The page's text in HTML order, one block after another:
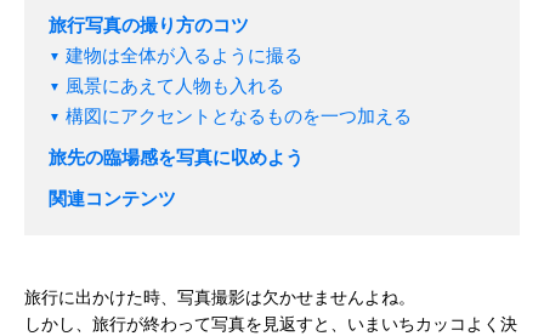
旅行写真の撮り方のコツ
建物は全体が入るように撮る
風景にあえて人物も入れる
構図にアクセントとなるものを一つ加える
旅先の臨場感を写真に収めよう
関連コンテンツ
旅行に出かけた時、写真撮影は欠かせませんよね。
しかし、旅行が終わって写真を見返すと、いまいちカッコよく決